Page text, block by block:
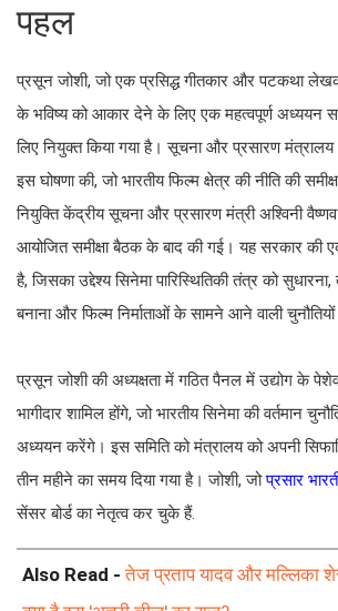
पहल
प्रसून जोशी, जो एक प्रसिद्ध गीतकार और पटकथा
के भविष्य को आकार देने के लिए एक महत्वपूर्ण अध्ययन
लिए नियुक्त किया गया है। सूचना और प्रसारण
इस घोषणा की, जो भारतीय फिल्म क्षेत्र की नीति की
नियुक्ति केंद्रीय सूचना और प्रसारण मंत्री अश्विनी वैष्णव
आयोजित समीक्षा बैठक के बाद की गई। यह सरकार की
है, जिसका उद्देश्य सिनेमा पारिस्थितिकी तंत्र को सुधारना,
बनाना और फिल्म निर्माताओं के सामने आने वाली
प्रसून जोशी की अध्यक्षता में गठित पैनल में उद्योग के
भागीदार शामिल होंगे, जो भारतीय सिनेमा की वर्तमान
अध्ययन करेंगे। इस समिति को मंत्रालय को अपनी
तीन महीने का समय दिया गया है। जोशी, जोप्रसार
सेंसर बोर्ड का नेतृत्व कर चुके हैं.
Also Read -तेज प्रताप यादव और मल्लिका